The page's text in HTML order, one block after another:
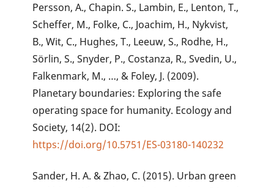
Persson, A., Chapin. S., Lambin, E., Lenton, T.,
Scheffer, M., Folke, C., Joachim, H., Nykvist,
B., Wit, C., Hughes, T., Leeuw, S., Rodhe, H.,
Sörlin, S., Snyder, P., Costanza, R., Svedin, U.,
Falkenmark, M., …, & Foley, J. (2009).
Planetary boundaries: Exploring the safe
operating space for humanity. Ecology and
Society, 14(2). DOI:
https://doi.org/10.5751/ES-03180-140232
Sander, H. A. & Zhao, C. (2015). Urban green